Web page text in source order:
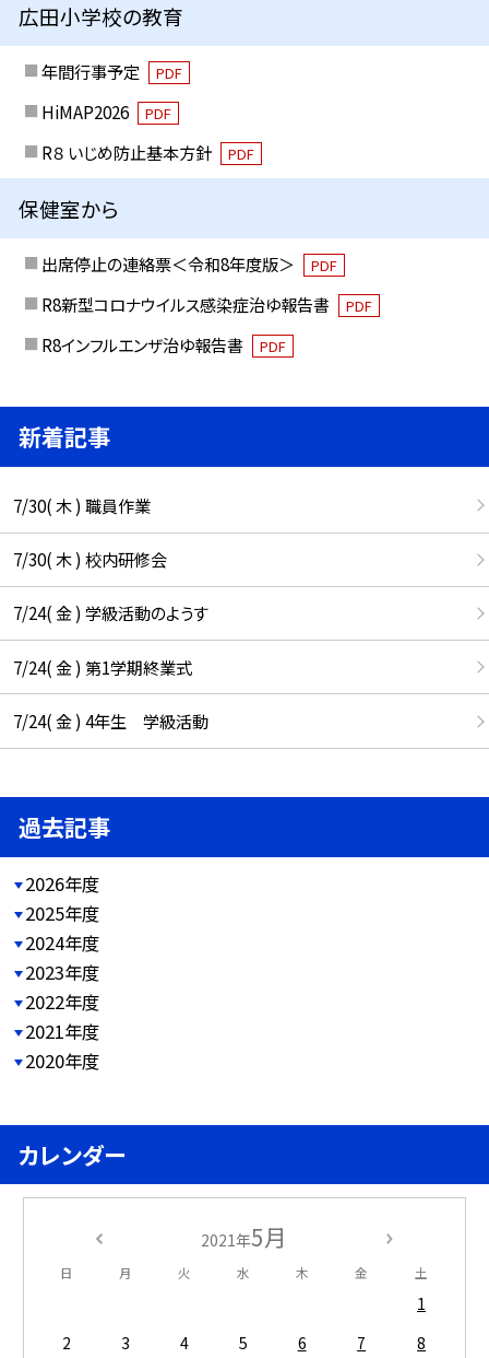
広田小学校の教育
年間行事予定 PDF
HiMAP2026 PDF
R８ いじめ防止基本方針 PDF
保健室から
出席停止の連絡票＜令和8年度版＞ PDF
R8新型コロナウイルス感染症治ゆ報告書 PDF
R8インフルエンザ治ゆ報告書 PDF
新着記事
7/30( 木 ) 職員作業
7/30( 木 ) 校内研修会
7/24( 金 ) 学級活動のようす
7/24( 金 ) 第1学期終業式
7/24( 金 ) 4年生 学級活動
過去記事
2026年度
2025年度
2024年度
2023年度
2022年度
2021年度
2020年度
カレンダー
2021年5月
日 月 火 水 木 金 土
1
2
3 4 5 6 7
8